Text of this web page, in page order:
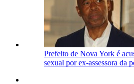
Prefeito de Nova York é
sexual por ex-assessora da